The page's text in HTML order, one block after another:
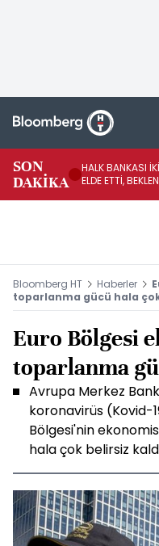
SON
DAKİKA
HALK BANKASI
ELDE ETTİ,
Bloomberg HT Haberler
toparlanma gücü hala
Euro Bölgesi
toparlanma
Avrupa Merkez
koronavirüs (Kovid-
Bölgesi'nin
hala çok belirsiz